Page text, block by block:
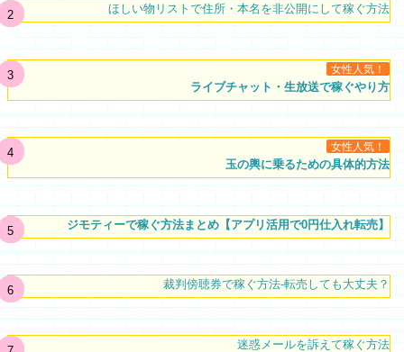
ほしい物リストで住所・本名を非公開にして稼ぐ方法
女性人気！
ライブチャット・生放送で稼ぐやり方
女性人気！
玉の輿に乗るための具体的方法
ジモティーで稼ぐ方法まとめ【アプリ活用で0円仕入れ転売】
裁判傍聴券で稼ぐ方法-転売しても大丈夫？
迷惑メールを訴えて稼ぐ方法